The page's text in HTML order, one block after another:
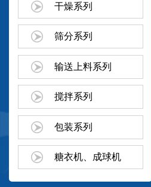
干燥系列
筛分系列
输送上料系列
搅拌系列
包装系列
糖衣机、成球机